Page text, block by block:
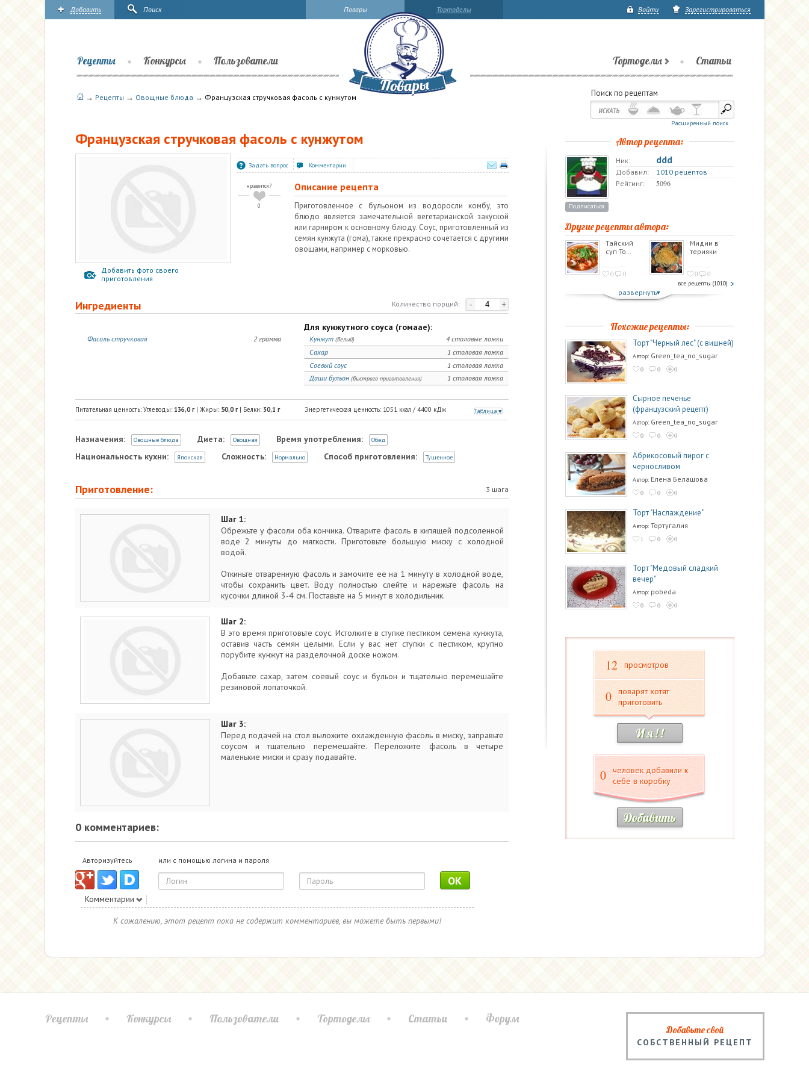
Тортоделы
Повары Войти Зарегистрироваться
Добавить Поиск
Тортоделы Статьи
Рецепты Конкурсы Пользователи
→ Рецепты → Овощные блюда → Французская стручковая фасоль с кунжутом Поиск по рецептам
Расширенный поиск
Французская стручковая фасоль с кунжутом
Добавить фото своего
приготовления
Задать вопрос Комментарии
нравится?
0
Описание рецепта
Приготовленное с бульоном из водоросли комбу, это
блюдо является замечательной вегетарианской закуской
или гарниром к основному блюду. Соус, приготовленный из
семян кунжута (гома), также прекрасно сочетается с другими
овощами, например с морковью.
- +
Количество порций:
Ингредиенты
2 грамма
Фасоль стручковая
Для кунжутного соуса (гомаае):
4 столовые ложки
Кунжут(белый)
1 столовая ложка
Сахар
1 столовая ложка
Соевый соус
1 столовая ложка
Даши бульон(быстрого приготовления)
Таблица
Энергетическая ценность: 1051ккал / 4400 кДж
Питательная ценность: Углеводы: 136,0г| Жиры: 50,0г| Белки: 30,1 г
Назначения: Овощные блюда Диета: Овощная Время употребления: Обед
Национальность кухни: Японская Сложность: Нормально Способ приготовления: Тушенное
Приготовление: 3 шага
Шаг 1:
Обрежьте у фасоли оба кончика. Отварите фасоль в кипящей подсоленной
воде 2 минуты до мягкости. Приготовьте большую миску с холодной
водой.
Откиньте отваренную фасоль и замочите ее на 1 минуту в холодной воде,
чтобы сохранить цвет. Воду полностью слейте и нарежьте фасоль на
кусочки длиной 3-4 см. Поставьте на 5 минут в холодильник.
Шаг 2:
В это время приготовьте соус. Истолките в ступке пестиком семена кунжута,
оставив часть семян целыми. Если у вас нет ступки с пестиком, крупно
порубите кунжут на разделочной доске ножом.
Добавьте сахар, затем соевый соус и бульон и тщательно перемешайте
резиновой лопаточкой.
Шаг 3:
Перед подачей на стол выложите охлажденную фасоль в миску, заправьте
соусом и тщательно перемешайте. Переложите фасоль в четыре
маленькие миски и сразу подавайте.
0 комментариев:
Авторизуйтесь или с помощью логина и пароля
OK
Комментарии
К сожалению, этот рецепт пока не содержит комментариев, вы можете быть первыми!
Автор рецепта:
Подписаться
Ник: ddd
Добавил:
1010 рецептов
Рейтинг:
5096
Другие рецепты автора:
Тайский
суп То…
0 0
Мидии в
терияки
0 0
все рецепты (1010)
развернуть
Похожие рецепты:
Торт "Черный лес" (с вишней)
Автор: Green_tea_no_sugar
0 0 0
Сырное печенье
(французский рецепт)
Автор: Green_tea_no_sugar
0 0 0
Абрикосовый пирог с
черносливом
Автор: Елена Белашова
0 0 0
Торт "Наслаждение"
Автор: Тортугалия
1 0 0
Торт "Медовый сладкий
вечер"
Автор: pobeda
0 0 0
12 просмотров
0
поварят хотят
приготовить
И я ! !
0
человек добавили к
себе в коробку
Добавить
Добавьте свой
СОБСТВЕННЫЙ РЕЦЕПТ
Рецепты Конкурсы Пользователи Тортоделы Статьи Форум